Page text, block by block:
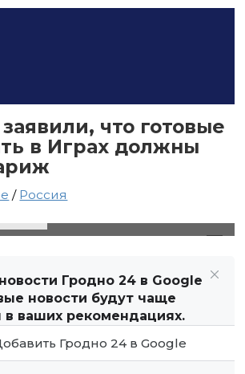
что готовые
в Играх должны
/ Россия
Гродно 24 в Google
новости будут чаще
в ваших рекомендациях.
Гродно 24 в Google